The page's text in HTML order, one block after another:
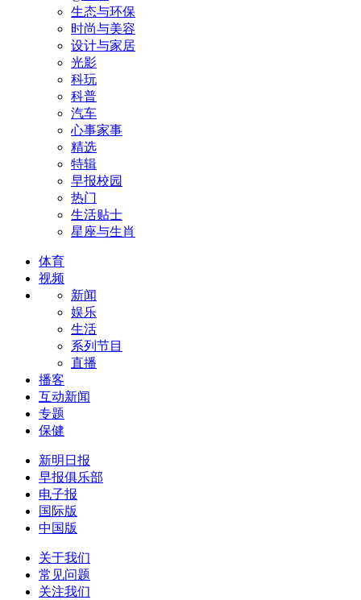
生态与环保
时尚与美容
设计与家居
光影
科玩
科普
汽车
心事家事
精选
特辑
早报校园
热门
生活贴士
星座与生肖
体育
视频
新闻
娱乐
生活
系列节目
直播
播客
互动新闻
专题
保健
新明日报
早报俱乐部
电子报
国际版
中国版
关于我们
常见问题
关注我们